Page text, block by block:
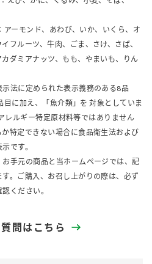
ーモンド、あわび、いか、いくら、オ
フルーツ、牛肉、ごま、さけ、さば、
ダミアナッツ、もも、やまいも、りん
法に定められた表示義務のある8品
に加え、「魚介類」を 対象としていま
レルギー特定原材料等ではありません
特定できない場合に食品衛生法および
です。
手元の商品と当ホームページでは、記
。ご購入、お召し上がりの際は、必ず
ください。
問はこちら